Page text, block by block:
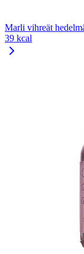
Marli vihreät
39 kcal